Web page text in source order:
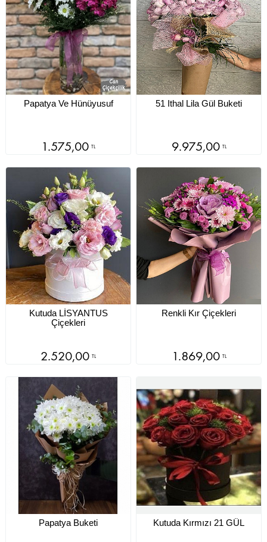
Papatya Ve Hünüyusuf
1.575,00 TL
51 Ithal Lila Gül Buketi
9.975,00 TL
Kutuda LİSYANTUS
Çiçekleri
2.520,00 TL
Renkli Kır Çiçekleri
1.869,00 TL
Papatya Buketi Kutuda Kırmızı 21 GÜL